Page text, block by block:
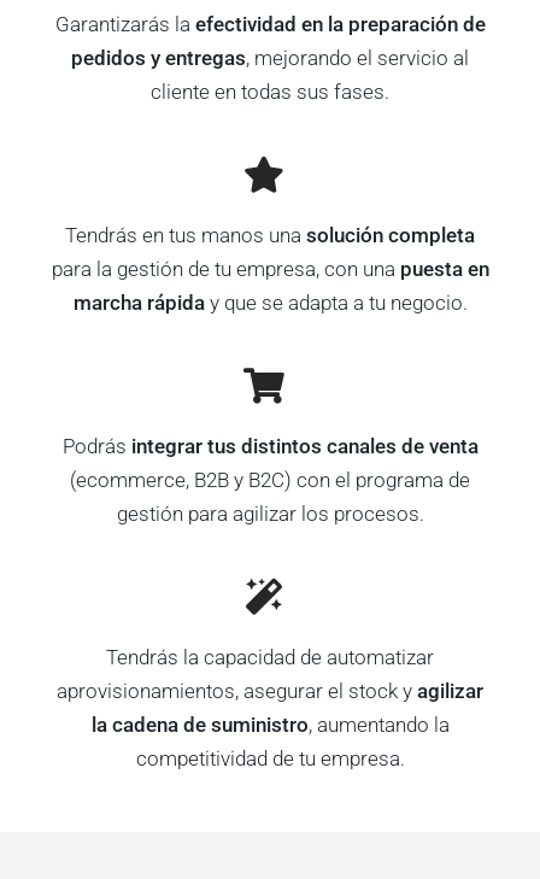
Garantizarás la efectividad en la preparación de
pedidos y entregas, mejorando el servicio al
cliente en todas sus fases.
Tendrás en tus manos una solución completa
para la gestión de tu empresa, con una puesta en
marcha rápiday que se adapta a tu negocio.
Podrás integrar tus distintos canales de venta
(ecommerce, B2B y B2C) con el programa de
gestión para agilizar los procesos.
Tendrás la capacidad de automatizar
aprovisionamientos, asegurar el stock y agilizar
la cadena de suministro, aumentando la
competitividad de tu empresa.